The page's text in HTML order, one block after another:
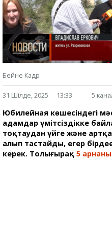
Тығындар
Қарағанды Картасы
Ұйымдар
Менің учаскелік
Жолдарды жабу
Қызметтер
Аудармашы
Бейне Кадр
31 Шілде, 2025 13:33 5
Юбилейная көшесіндегі
адамдар үмітсіздікке
тоқтаудан үйге және
алып тастайды, егер
керек. Толығырақ 5 арнаның